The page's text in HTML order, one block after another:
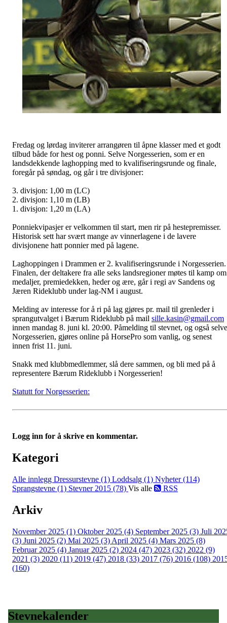
Fredag og lørdag inviterer arrangøren til åpne klasser med et godt
tilbud både for hest og ponni. Selve Norgesserien, som er en
landsdekkende laghopping med to kvalifiseringsrunde og finale,
foregår på søndag, og går i tre divisjoner:
3. divisjon: 1,00 m (LC)
2. divisjon: 1,10 m (LB)
1. divisjon: 1,20 m (LA)
Ponniekvipasjer er velkommen til start, men rir på hestepremisser.
Historisk sett har svært mange av vinnerlagene i de lavere
divisjonene hatt ponnier med på lagene.
Laghoppingen i Drammen er 2. kvalifiseringsrunde i Norgesserien.
Finalen, der deltakere fra alle seks landsregioner møtes til kamp om
medaljer, premiedekken, heder og ære, går i regi av Sandens og
Jæren Rideklubb under lag-NM i august.
Melding av interesse for å ri på lag gjøres pr. mail til grenleder i
sprangutvalget i Bærum Rideklubb på mail sille.kasin@gmail.com
innen mandag 8. juni kl. 20:00. Påmelding til stevnet, og også selve
Norgesserien, gjøres online på HorsePro som vanlig, og senest
innen frist 11. juni.
Snakk med klubbmedlemmer, slå dere sammen, og bli med på å
representere Bærum Rideklubb i Norgesserien!
Statutt for Norgesserien:
Logg inn for å skrive en kommentar.
Kategori
Alle innlegg Dressurstevne (1) Loddsalg (1) Nyheter (114)
Sprangstevne (1) Stevner 2015 (78) Vis alle RSS
Arkiv
November 2025 (1) Oktober 2025 (4) September 2025 (3) Juli
(3) Juni 2025 (2) Mai 2025 (3) April 2025 (4) Mars 2025 (8)
Februar 2025 (4) Januar 2025 (2) 2024 (47) 2023 (32) 2022 (9)
2021 (3) 2020 (11) 2019 (47) 2018 (33) 2017 (76) 2016 (108)
(160)
Stevnekalender